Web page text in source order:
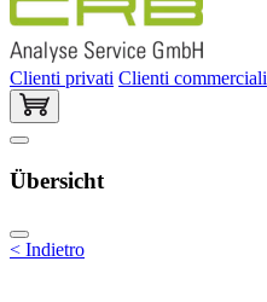
Clienti privati Clienti commerciali
Übersicht
< Indietro